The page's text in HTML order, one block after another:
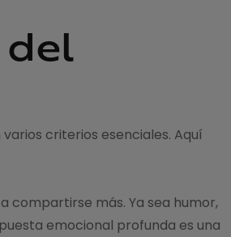
del
criterios esenciales. Aquí
compartirse más. Ya sea humor,
emocional profunda es una